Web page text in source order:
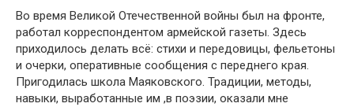
Во время Великой Отечественной войны был на фронте,
работал корреспондентом армейской газеты. Здесь
приходилось делать всё: стихи и передовицы, фельетоны
и очерки, оперативные сообщения с переднего края.
Пригодилась школа Маяковского. Традиции, методы,
навыки, выработанные им ,в поэзии, оказали мне